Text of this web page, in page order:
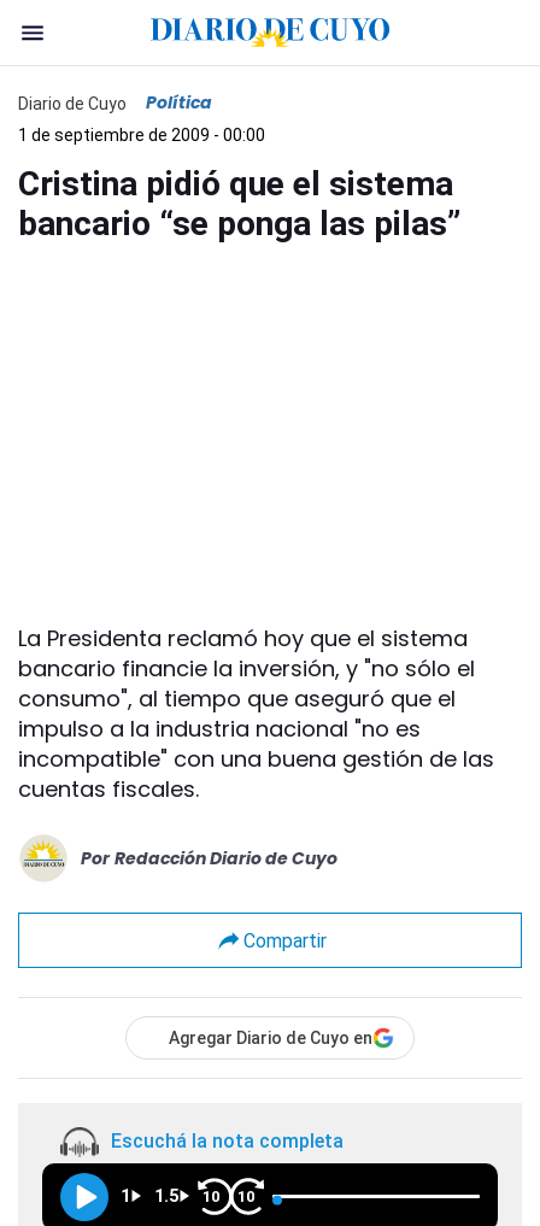
Diario de Cuyo Política
1 de septiembre de 2009 - 00:00
Cristina pidió que el sistema
bancario “se ponga las pilas”
La Presidenta reclamó hoy que el sistema
bancario financie la inversión, y "no sólo el
consumo", al tiempo que aseguró que el
impulso a la industria nacional "no es
incompatible" con una buena gestión de las
cuentas fiscales.
Por Redacción Diario de Cuyo
Compartir
Agregar Diario de Cuyo en
Escuchá la nota completa
1 1.5 10 10